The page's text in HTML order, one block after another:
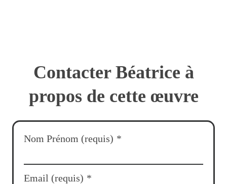
Contacter Béatrice à
propos de cette œuvre
Nom Prénom (requis) *
Email (requis) *